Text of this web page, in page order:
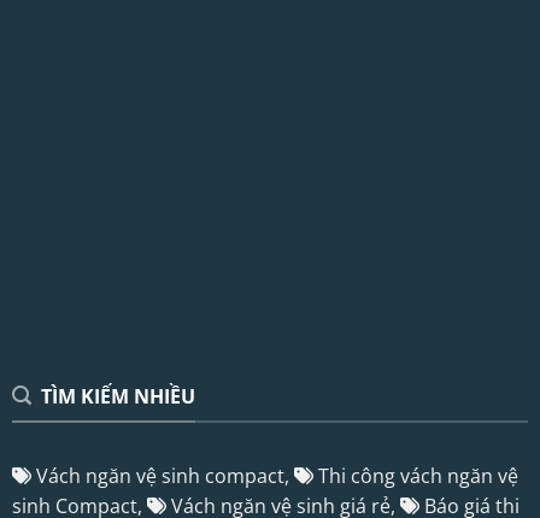
TÌM KIẾM NHIỀU
Vách ngăn vệ sinh compact,
Thi công vách ngăn vệ
sinh Compact,
Vách ngăn vệ sinh giá rẻ, Báo giá thi